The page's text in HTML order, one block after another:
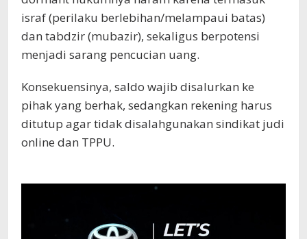
israf (perilaku berlebihan/melampaui batas)
dan tabdzir (mubazir), sekaligus berpotensi
menjadi sarang pencucian uang.
Konsekuensinya, saldo wajib disalurkan ke
pihak yang berhak, sedangkan rekening harus
ditutup agar tidak disalahgunakan sindikat judi
online dan TPPU.